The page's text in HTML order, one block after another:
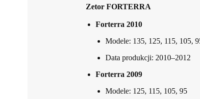
Zetor FORTERRA
Forterra 2010
Modele: 135, 125, 115, 105,
Data produkcji: 2010–2012
Forterra 2009
Modele: 125, 115, 105, 95